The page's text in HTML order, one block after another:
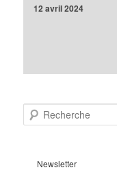
12 avril 2024
e
Newsletter